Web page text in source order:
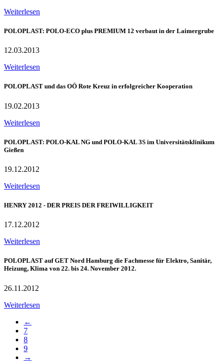
Weiterlesen
POLOPLAST: POLO-ECO plus PREMIUM 12 verbaut in der Laimergrube
12.03.2013
Weiterlesen
POLOPLAST und das OÖ Rote Kreuz in erfolgreicher Kooperation
19.02.2013
Weiterlesen
POLOPLAST: POLO-KAL NG und POLO-KAL 3S im Universitätsklinikum
Gießen
19.12.2012
Weiterlesen
HENRY 2012 - DER PREIS DER FREIWILLIGKEIT
17.12.2012
Weiterlesen
POLOPLAST auf GET Nord Hamburg die Fachmesse für Elektro, Sanitär,
Heizung, Klima von 22. bis 24. November 2012.
26.11.2012
Weiterlesen
←
7
8
9
→